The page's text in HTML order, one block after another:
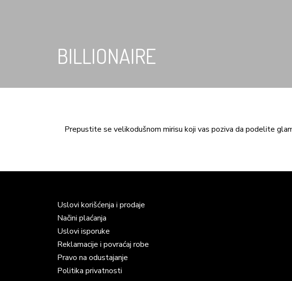
BILLIONAIRE
Prepustite se velikodušnom mirisu koji vas poziva da podelite
Uslovi korišćenja i prodaje
Načini plaćanja
Uslovi isporuke
Reklamacije i povraćaj robe
Pravo na odustajanje
Politika privatnosti